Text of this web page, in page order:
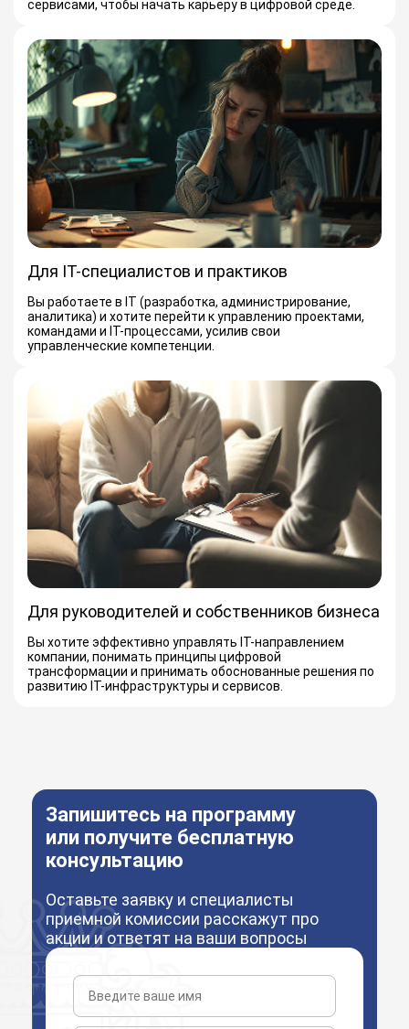
сервисами, чтобы начать карьеру в цифровой среде.
Для IT-специалистов и практиков
Вы работаете в IT (разработка, администрирование,
аналитика) и хотите перейти к управлению проектами,
командами и IT-процессами, усилив свои
управленческие компетенции.
Для руководителей и собственников бизнеса
Вы хотите эффективно управлять IT-направлением
компании, понимать принципы цифровой
трансформации и принимать обоснованные решения по
развитию IT-инфраструктуры и сервисов.
Запишитесь на программу
или получите бесплатную
консультацию
Оставьте заявку и специалисты
приемной комиссии расскажут про
акции и ответят на ваши вопросы